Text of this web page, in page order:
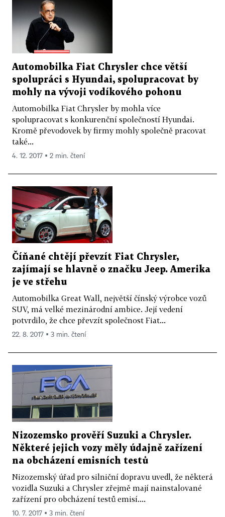
Automobilka Fiat Chrysler chce větší
spolupráci s Hyundai, spolupracovat by
mohly na vývoji vodíkového pohonu
Automobilka Fiat Chrysler by mohla více
spolupracovat s konkurenční společností Hyundai.
Kromě převodovek by firmy mohly společně pracovat
také...
4. 12. 2017 ▪ 2 min. čtení
Číňané chtějí převzít Fiat Chrysler,
zajímají se hlavně o značku Jeep. Amerika
je ve střehu
Automobilka Great Wall, největší čínský výrobce vozů
SUV, má velké mezinárodní ambice. Její vedení
potvrdilo, že chce převzít společnost Fiat...
22. 8. 2017 ▪ 3 min. čtení
Nizozemsko prověří Suzuki a Chrysler.
Některé jejich vozy měly údajně zařízení
na obcházení emisních testů
Nizozemský úřad pro silniční dopravu uvedl, že některá
vozidla Suzuki a Chrysler zřejmě mají nainstalované
zařízení pro obcházení testů emisí....
10. 7. 2017 ▪ 3 min. čtení